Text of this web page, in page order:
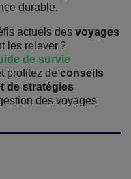
durable.
actuels des voyages
les relever ?
de survie
profitez de conseils
de stratégies
des voyages